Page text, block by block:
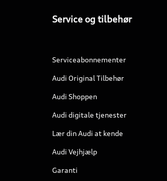
Service og tilbehør
Serviceabonnementer
Audi Original Tilbehør
Audi Shoppen
Audi digitale tjenester
Lær din Audi at kende
Audi Vejhjælp
Garanti